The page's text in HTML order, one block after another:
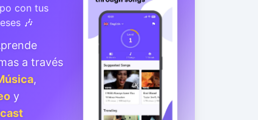
con tus
🎶
a través
,
y